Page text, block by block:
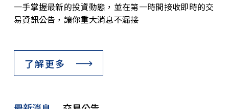
一手掌握最新的投資動態，並在第一時間接收即時的交
易資訊公告，讓你重大消息不漏接
了解更多